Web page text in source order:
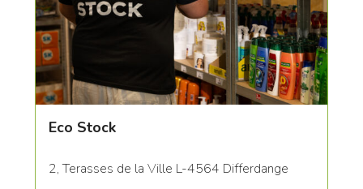
Eco Stock
2, Terasses de la Ville L-4564 Differdange